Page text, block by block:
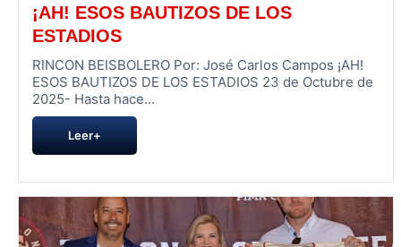
¡AH! ESOS BAUTIZOS DE LOS
ESTADIOS
RINCON BEISBOLERO Por: José Carlos Campos ¡AH!
ESOS BAUTIZOS DE LOS ESTADIOS 23 de Octubre de
2025- Hasta hace...
Leer+